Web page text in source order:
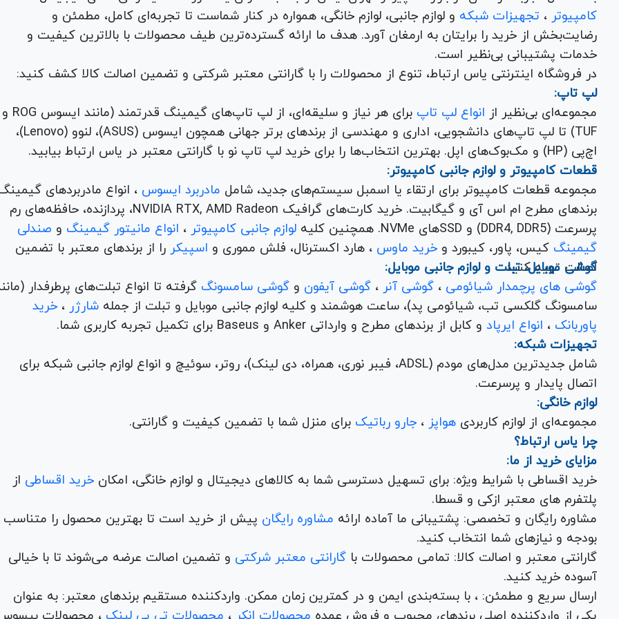
کامپیوتر ، تجهیزات شبکه
و لوازم جانبی، لوازم خانگی، همواره در کنار شماست تا تجربه‌ای کامل، مطمئن و
رضایت‌بخش از خرید را برایتان به ارمغان آورد. هدف ما ارائه گسترده‌ترین طیف محصولات با بالاترین کیفیت و
خدمات پشتیبانی بی‌نظیر است.
در فروشگاه اینترنتی یاس ارتباط، تنوع از محصولات را با گارانتی معتبر شرکتی و تضمین اصالت کالا کشف کنید:
لپ تاپ:
مجموعه‌ای بی‌نظیر از انواع لپ تاپ
برای هر نیاز و سلیقه‌ای، از لپ تاپ‌های گیمینگ قدرتمند (مانند ایسوس ROG و
TUF) تا لپ تاپ‌های دانشجویی، اداری و مهندسی از برندهای برتر جهانی همچون ایسوس (ASUS)، لنوو (Lenovo)،
اچ‌پی (HP) و مک‌بوک‌های اپل. بهترین انتخاب‌ها را برای خرید لپ تاپ نو با گارانتی معتبر در یاس ارتباط بیابید.
قطعات کامپیوتر و لوازم جانبی کامپیوتر:
مجموعه قطعات کامپیوتر برای ارتقاء یا اسمبل سیستم‌های جدید، شامل مادربرد ایسوس ، انواع مادربردهای
برندهای مطرح ام اس آی و گیگابیت. خرید کارت‌های گرافیک NVIDIA RTX, AMD Radeon، پردازنده‌، حافظه‌های رم
پرسرعت (DDR4, DDR5) و SSDهای NVMe. همچنین کلیه
لوازم جانبی کامپیوتر ، انواع مانیتور گیمینگ
صندلی
گیمینگ کیس، پاور، کیبورد و خرید ماوس ، هارد اکسترنال، فلش مموری و اسپیکر را از برندهای معتبر با تضمین
اصالت تهیه کنید.
گوشی موبایل، تبلت و لوازم جانبی موبایل:
گوشی های پرچمدار شیائومی ، گوشی آنر ، گوشی آیفون گوشی سامسونگ گرفته تا انواع تبلت‌های پرطرفدار
سامسونگ گلکسی تب، شیائومی پد)، ساعت هوشمند و کلیه لوازم جانبی موبایل و تبلت از جملهشارژر ، خرید
پاوربانک ، انواع ایرپاد
تجهیزات شبکه:
شامل جدیدترین مدل‌های مودم (ADSL، فیبر نوری، همراه، دی لینک)، روتر، سوئیچ و انواع لوازم جانبی شبکه برای
اتصال پایدار و پرسرعت.
لوازم خانگی:
مجموعه‌ای از لوازم کاربردیهواپز ، جارو رباتیک برای منزل شما با تضمین کیفیت و گارانتی.
چرا یاس ارتباط؟
مزایای خرید از ما:
خرید اقساطی با شرایط ویژه: برای تسهیل دسترسی شما به کالاهای دیجیتال و لوازم خانگی، امکانخرید اقساطی از
پلتفرم های معتبر ازکی و قسطا.
مشاوره رایگان و تخصصی: پشتیبانی ما آماده ارائه مشاوره رایگان پیش از خرید است تا بهترین محصول را متناسب
بودجه و نیازهای شما انتخاب کنید.
گارانتی معتبر و اصالت کالا: تمامی محصولات باگارانتی معتبر شرکتی و تضمین اصالت عرضه می‌شوند تا با خیالی
آسوده خرید کنید.
ارسال سریع و مطمئن: ، با بسته‌بندی ایمن و در کمترین زمان ممکن. واردکننده مستقیم برندهای معتبر: به عنوان